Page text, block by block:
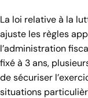
La loi relative à la
ajuste les règles
l’administration
fixé à 3 ans,
de sécuriser
situations